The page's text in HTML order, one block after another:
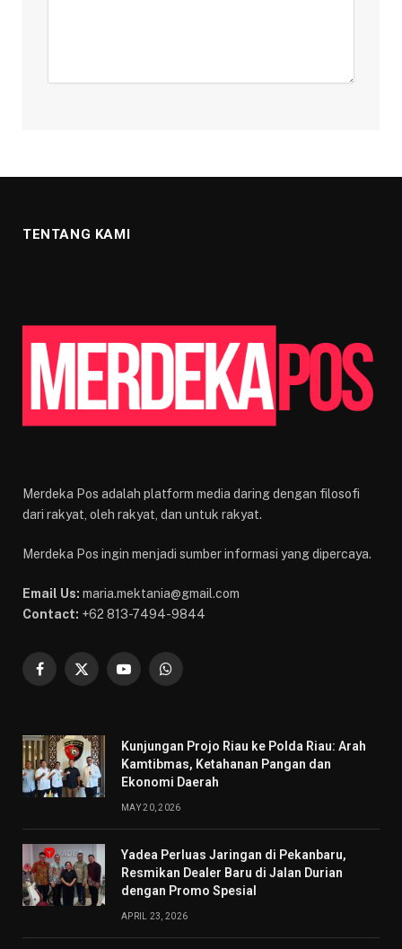
TENTANG KAMI
Merdeka Pos adalah platform media daring dengan filosofi
dari rakyat, oleh rakyat, dan untuk rakyat.
Merdeka Pos ingin menjadi sumber informasi yang dipercaya.
Email Us: maria.mektania@gmail.com
Contact: +62 813-7494-9844
Facebook
X
YouTubeWhatsApp
Kunjungan Projo Riau ke Polda Riau: Arah
Kamtibmas, Ketahanan Pangan dan
Ekonomi Daerah
MAY 20, 2026
Yadea Perluas Jaringan di Pekanbaru,
Resmikan Dealer Baru di Jalan Durian
dengan Promo Spesial
APRIL 23, 2026